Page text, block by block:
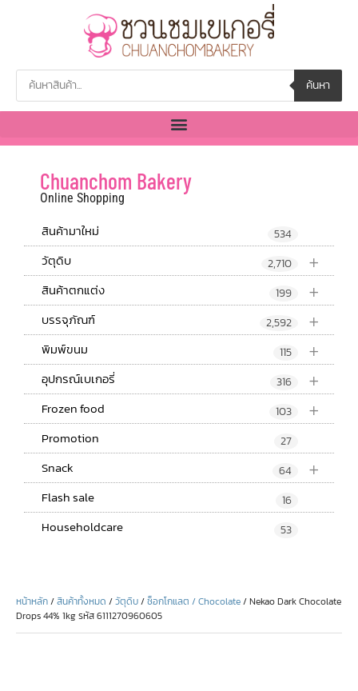
ค้นหา
Chuanchom Bakery
Online Shopping
สินค้ามาใหม่ 534
+
วัตุดิบ 2,710
+
สินค้าตกแต่ง 199
+
บรรจุภัณฑ์ 2,592
+
พิมพ์ขนม 115
+
อุปกรณ์เบเกอรี่ 316
+
Frozen food 103
Promotion 27
+
Snack 64
Flash sale 16
Householdcare 53
หน้าหลัก/สินค้าทั้งหมด /วัตุดิบ/ช็อกโกแลต / Chocolate/ Nekao Dark Chocolate
Drops 44% 1kg รหัส 6111270960605